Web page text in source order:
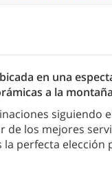
en una
a la
los mejores
la perfecta